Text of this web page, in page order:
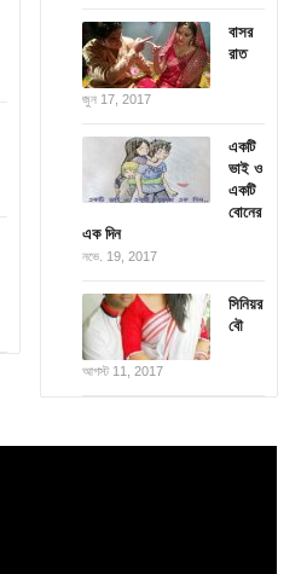
বাসর
রাত
জুন 17, 2017
একটি
ভাই ও
একটি
বোনের
এক দিন
নভে. 19, 2017
সিনিয়র
বৌ
আগস্ট 11, 2017